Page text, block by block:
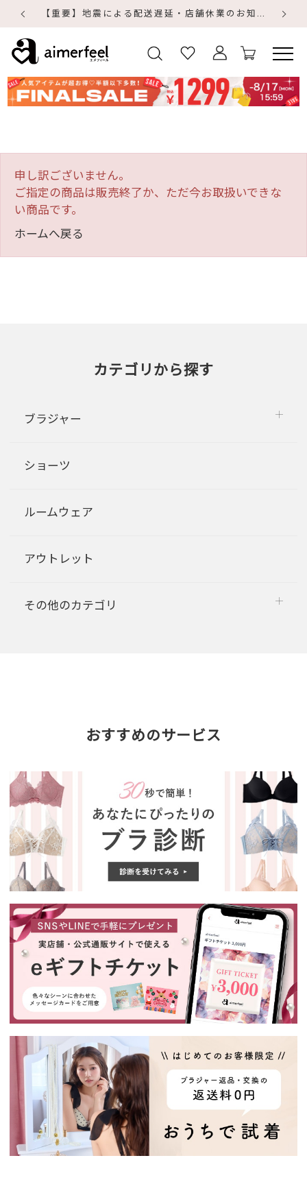
【重要】地震による配送遅延・店舗休業のお知らせ
申し訳ございません。
ご指定の商品は販売終了か、ただ今お取扱いできな
い商品です。
ホームへ戻る
カテゴリから探す
ブラジャー
ショーツ
ルームウェア
アウトレット
その他のカテゴリ
おすすめのサービス